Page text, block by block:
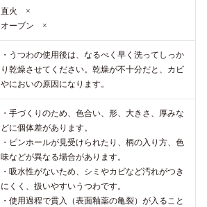
直火 ×
オーブン ×
・うつわの使用後は、なるべく早く洗ってしっか
り乾燥させてください。乾燥が不十分だと、カビ
やにおいの原因になります。
・手づくりのため、色合い、形、大きさ、厚みな
どに個体差があります。
・ピンホールが見受けられたり、柄の入り方、色
味などが異なる場合があります。
・吸水性がないため、シミやカビなど汚れがつき
にくく、扱いやすいうつわです。
・使用過程で貫入（表面釉薬の亀裂）が入ること